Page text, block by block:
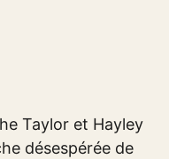
Taylor et Hayley
désespérée de